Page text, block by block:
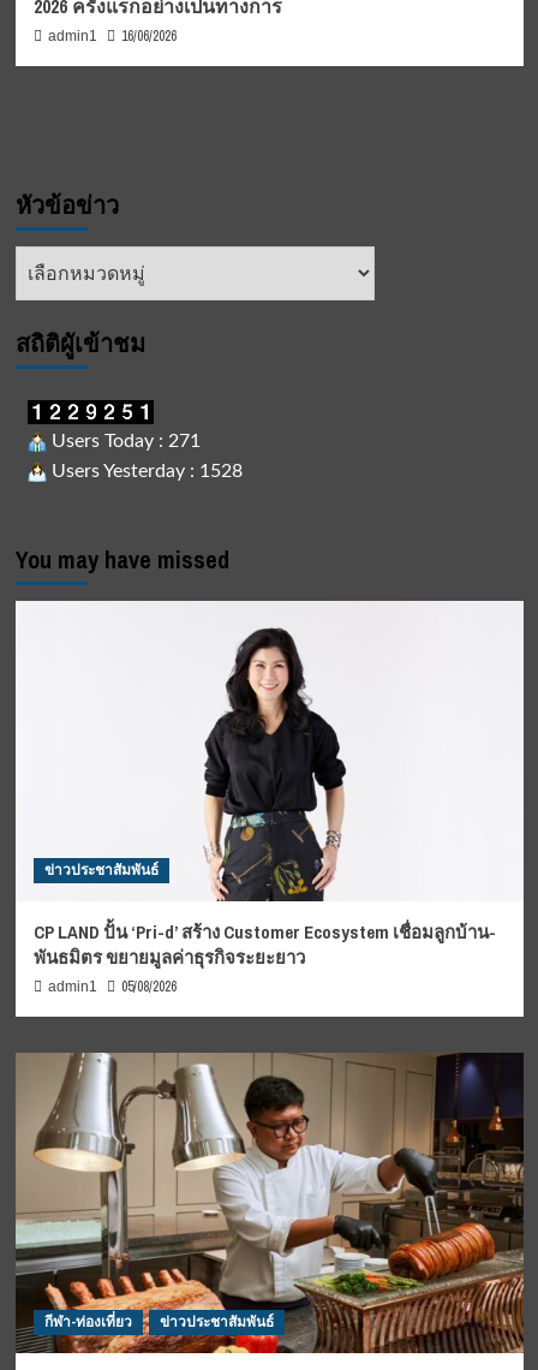
2026 ครั้งแรกอย่างเป็นทางการ
admin1 16/06/2026
หัวข้อข่าว
หัวข้อ
สถิติผูัเข้าชม
Users Today : 271
Users Yesterday : 1528
You may have missed
ข่าวประชาสัมพันธ์
CP LAND ปั้น ‘Pri-d’ สร้าง Customer Ecosystem เชื่อมลูกบ้าน-
พันธมิตร ขยายมูลค่าธุรกิจระยะยาว
admin1 05/08/2026
กีฬา-ท่องเที่ยว ข่าวประชาสัมพันธ์